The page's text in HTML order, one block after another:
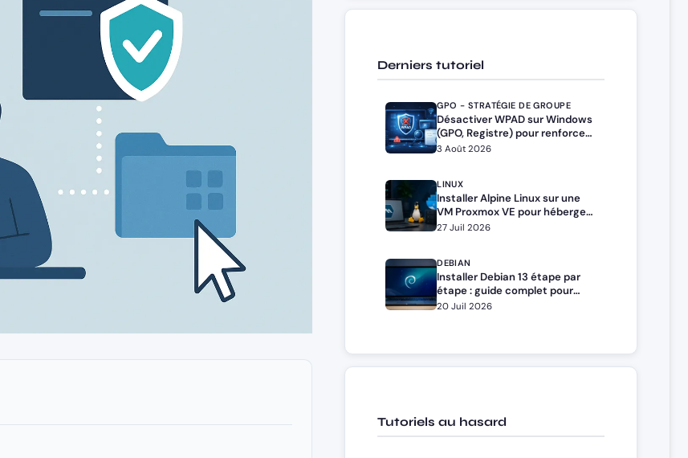
Derniers tutoriel
GPO - STRATÉGIE DE GROUPE
Désactiver WPAD sur Windows
(GPO, Registre) pour renforcer
la sécurité
3 Août 2026
LINUX
Installer Alpine Linux sur une
VM Proxmox VE pour héberger
Docker et Docker Compose
27 Juil 2026
DEBIAN
Installer Debian 13 étape par
étape : guide complet pour
débutants et administrateurs
20 Juil 2026
Tutoriels au hasard